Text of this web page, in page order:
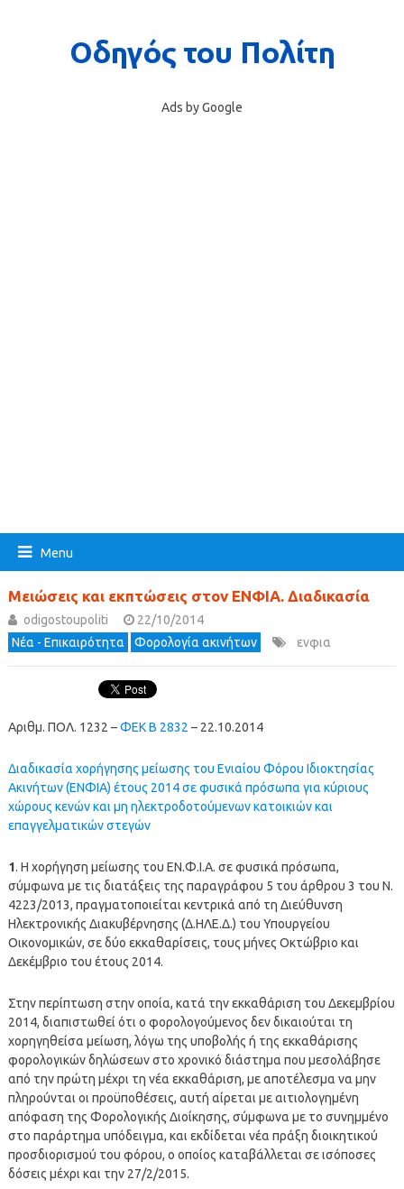
Ads by Google
Menu
Μειώσεις και εκπτώσεις στον ΕΝΦΙΑ. Διαδικασία
odigostoupoliti
22/10/2014
Νέα - Επικαιρότητα
Φορολογία ακινήτων ενφια
Αριθμ. ΠΟΛ. 1232 –ΦΕΚ B 2832 – 22.10.2014
Διαδικασία χορήγησης μείωσης του Ενιαίου Φόρου Ιδιοκτησίας
Ακινήτων (ΕΝΦΙΑ) έτους 2014 σε φυσικά πρόσωπα για κύριους
χώρους κενών και μη ηλεκτροδοτούμενων κατοικιών και
επαγγελματικών στεγών
1. Η χορήγηση μείωσης του ΕΝ.Φ.Ι.Α. σε φυσικά πρόσωπα,
σύμφωνα με τις διατάξεις της παραγράφου 5 του άρθρου 3 του Ν.
4223/2013, πραγματοποιείται κεντρικά από τη Διεύθυνση
Ηλεκτρονικής Διακυβέρνησης (Δ.ΗΛΕ.Δ.) του Υπουργείου
Οικονομικών, σε δύο εκκαθαρίσεις, τους μήνες Οκτώβριο και
Δεκέμβριο του έτους 2014.
Στην περίπτωση στην οποία, κατά την εκκαθάριση του Δεκεμβρίου
2014, διαπιστωθεί ότι ο φορολογούμενος δεν δικαιούται τη
χορηγηθείσα μείωση, λόγω της υποβολής ή της εκκαθάρισης
φορολογικών δηλώσεων στο χρονικό διάστημα που μεσολάβησε
από την πρώτη μέχρι τη νέα εκκαθάριση, με αποτέλεσμα να μην
πληρούνται οι προϋποθέσεις, αυτή αίρεται με αιτιολογημένη
απόφαση της Φορολογικής Διοίκησης, σύμφωνα με το συνημμένο
στο παράρτημα υπόδειγμα, και εκδίδεται νέα πράξη διοικητικού
προσδιορισμού του φόρου, ο οποίος καταβάλλεται σε ισόποσες
δόσεις μέχρι και την 27/2/2015.